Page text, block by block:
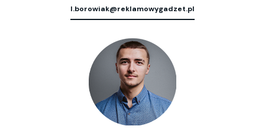
l.borowiak@reklamowygadzet.pl